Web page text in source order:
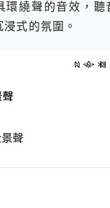
環繞聲的音效，
式的氛圍。